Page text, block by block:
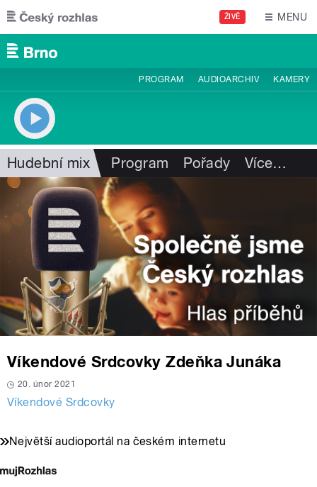
Přejít k hlavnímu obsahu
ŽIVĚ MENU
PROGRAM AUDIOARCHIV KAMERY
Hudební mix Program Pořady Více…
Víkendové Srdcovky Zdeňka Junáka
20. únor 2021
Víkendové Srdcovky
Největší audioportál na českém internetu